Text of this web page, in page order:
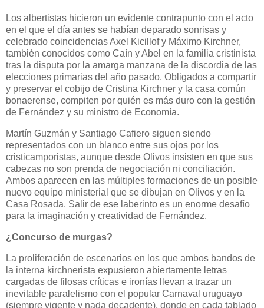
Los albertistas hicieron un evidente contrapunto con el acto
en el que el día antes se habían deparado sonrisas y
celebrado coincidencias Axel Kicillof y Máximo Kirchner,
también conocidos como Caín y Abel en la familia cristinista
tras la disputa por la amarga manzana de la discordia de las
elecciones primarias del año pasado. Obligados a compartir
y preservar el cobijo de Cristina Kirchner y la casa común
bonaerense, compiten por quién es más duro con la gestión
de Fernández y su ministro de Economía.
Martín Guzmán y Santiago Cafiero siguen siendo
representados con un blanco entre sus ojos por los
cristicamporistas, aunque desde Olivos insisten en que sus
cabezas no son prenda de negociación ni conciliación.
Ambos aparecen en las múltiples formaciones de un posible
nuevo equipo ministerial que se dibujan en Olivos y en la
Casa Rosada. Salir de ese laberinto es un enorme desafío
para la imaginación y creatividad de Fernández.
¿Concurso de murgas?
La proliferación de escenarios en los que ambos bandos de
la interna kirchnerista expusieron abiertamente letras
cargadas de filosas críticas e ironías llevan a trazar un
inevitable paralelismo con el popular Carnaval uruguayo
(siempre vigente y nada decadente), donde en cada tablado